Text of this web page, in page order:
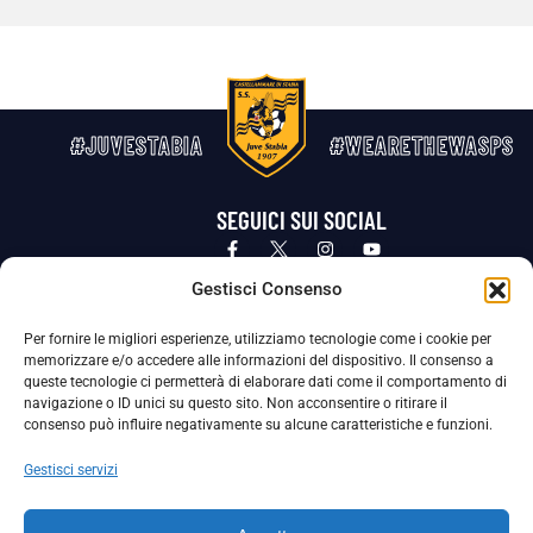
Gestisci Consenso
Per fornire le migliori esperienze, utilizziamo tecnologie come i cookie per
memorizzare e/o accedere alle informazioni del dispositivo. Il consenso a
queste tecnologie ci permetterà di elaborare dati come il comportamento di
navigazione o ID unici su questo sito. Non acconsentire o ritirare il
consenso può influire negativamente su alcune caratteristiche e funzioni.
Gestisci servizi
#JUVESTABIA #WEARETHEWASPS
SEGUICI SUI SOCIAL
Privacy Policy Cookie Policy
La Società ha nominato il Responsabile della Protezione dei Dati Personali (DPO), figura specializzata che vigila sulle modalità
adottate dalla nostra Società per tutelare i Suoi dati personali.
Per contattare il DPO può scrivere a